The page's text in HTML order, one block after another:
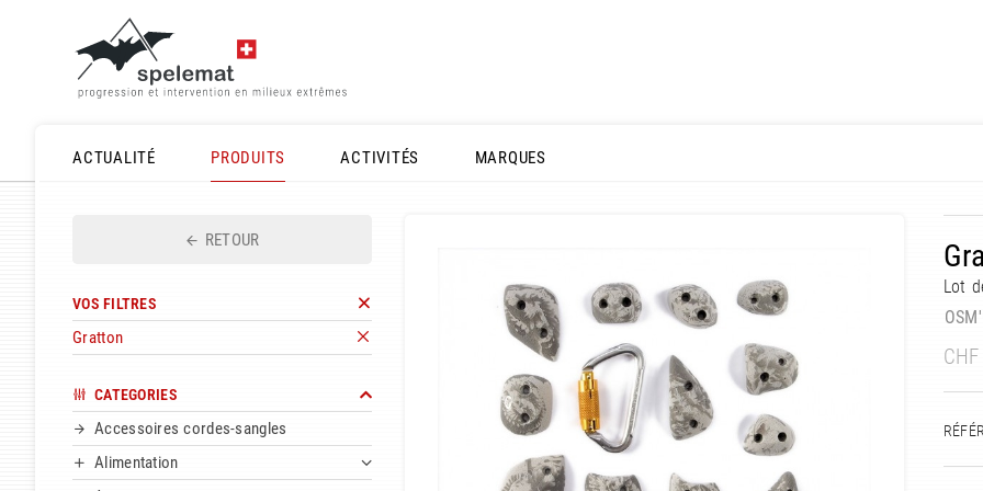
ACTUALITÉ PRODUITS ACTIVITÉS MARQUES
RETOUR
VOS FILTRES
Gratton
CATEGORIES
Accessoires cordes-sangles
Alimentation
Lot
CHF